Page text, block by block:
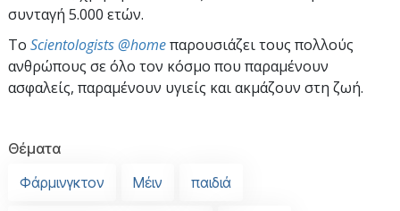
συνταγή 5.000 ετών.
To Scientologists @homeπαρουσιάζει τους πολλούς
ανθρώπους σε όλο τον κόσμο που παραμένουν
ασφαλείς, παραμένουν υγιείς και ακμάζουν στη ζωή.
Θέματα
Φάρμινγκτον
Μέιν παιδιά